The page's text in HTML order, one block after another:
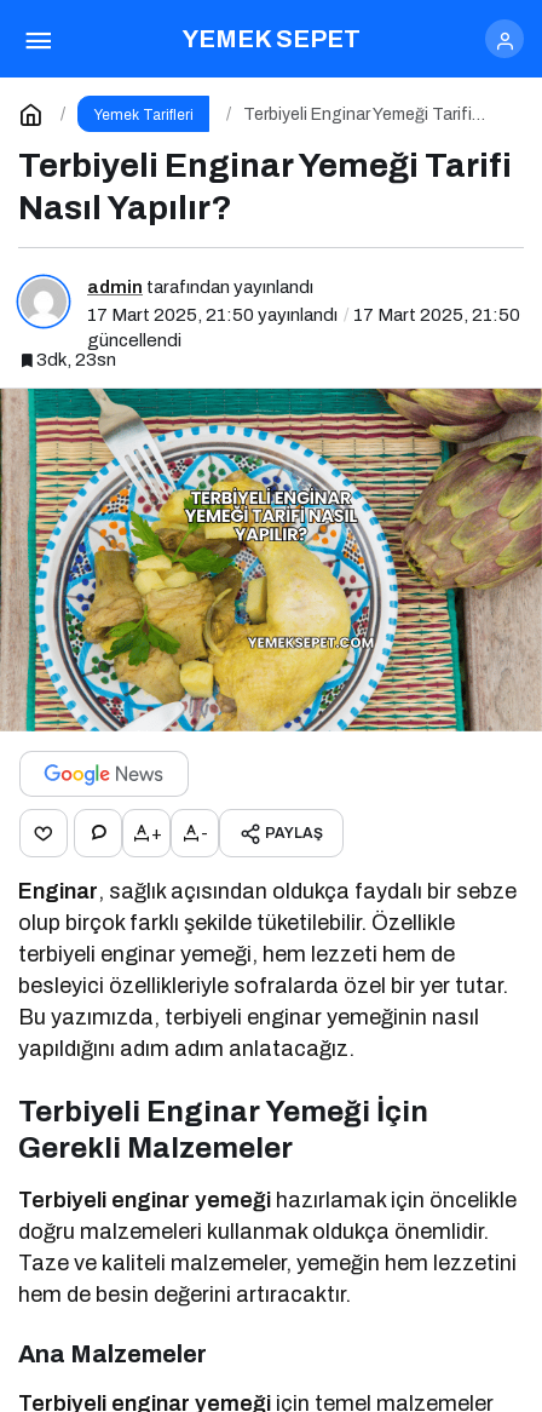
YEMEK SEPET
Yemek Tarifleri
Terbiyeli Enginar Yemeği Tarifi
Terbiyeli Enginar Yemeği Tarifi
Nasıl Yapılır?
admin tarafından yayınlandı
17 Mart 2025, 21:50 yayınlandı
17 Mart 2025, 21:50
güncellendi
3dk, 23sn
+ - PAYLAŞ
Enginar, sağlık açısından oldukça faydalı bir sebze
olup birçok farklı şekilde tüketilebilir. Özellikle
terbiyeli enginar yemeği, hem lezzeti hem de
besleyici özellikleriyle sofralarda özel bir yer tutar.
Bu yazımızda, terbiyeli enginar yemeğinin nasıl
yapıldığını adım adım anlatacağız.
Terbiyeli Enginar Yemeği İçin
Gerekli Malzemeler
Terbiyeli enginar yemeği hazırlamak için öncelikle
doğru malzemeleri kullanmak oldukça önemlidir.
Taze ve kaliteli malzemeler, yemeğin hem lezzetini
hem de besin değerini artıracaktır.
Ana Malzemeler
Terbiyeli enginar yemeği için temel malzemeler
Terbiyeli Enginar Yemeği Tarifi
Nasıl Yapılır?
Yorum Yap